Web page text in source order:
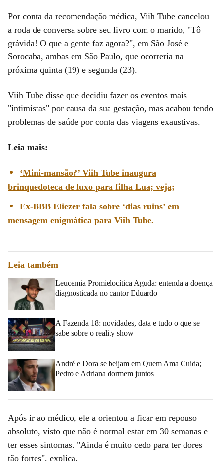
Por conta da recomendação médica, Viih Tube cancelou
a roda de conversa sobre seu livro com o marido, "Tô
grávida! O que a gente faz agora?", em São José e
Sorocaba, ambas em São Paulo, que ocorreria na
próxima quinta (19) e segunda (23).
Viih Tube disse que decidiu fazer os eventos mais
"intimistas" por causa da sua gestação, mas acabou tendo
problemas de saúde por conta das viagens exaustivas.
Leia mais:
‘Mini-mansão?’ Viih Tube inaugura
brinquedoteca de luxo para filha Lua; veja;
Ex-BBB Eliezer fala sobre ‘dias ruins’ em
mensagem enigmática para Viih Tube.
Leia também
Leucemia Promielocítica Aguda: entenda a doença
diagnosticada no cantor Eduardo
A Fazenda 18: novidades, data e tudo o que se
sabe sobre o reality show
André e Dora se beijam em Quem Ama Cuida;
Pedro e Adriana dormem juntos
Após ir ao médico, ele a orientou a ficar em repouso
absoluto, visto que não é normal estar em 30 semanas e
ter esses sintomas. "Ainda é muito cedo para ter dores
tão fortes", explica.